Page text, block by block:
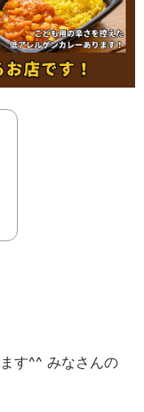
す^^ みなさんの